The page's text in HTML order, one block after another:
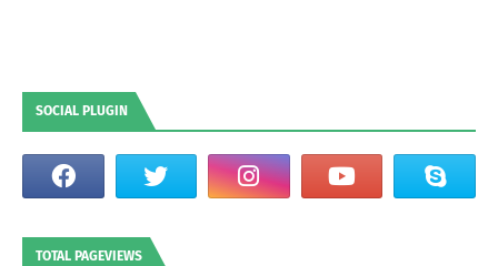
SOCIAL PLUGIN
TOTAL PAGEVIEWS